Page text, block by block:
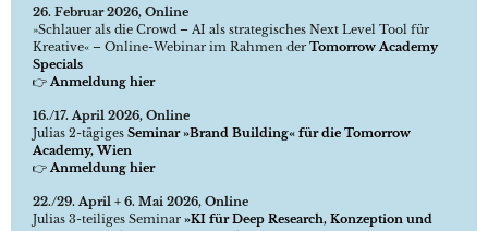
26. Februar 2026, Online
»Schlauer als die Crowd – AI als strategisches Next Level Tool für
Kreative« – Online-Webinar im Rahmen der Tomorrow Academy
Specials
👉Anmeldung hier
16./17. April 2026, Online
Julias 2-tägiges Seminar »Brand Building« für die Tomorrow
Academy, Wien
👉Anmeldung hier
22./29. April + 6. Mai 2026, Online
Julias 3-teiliges Seminar »KI für Deep Research, Konzeption und